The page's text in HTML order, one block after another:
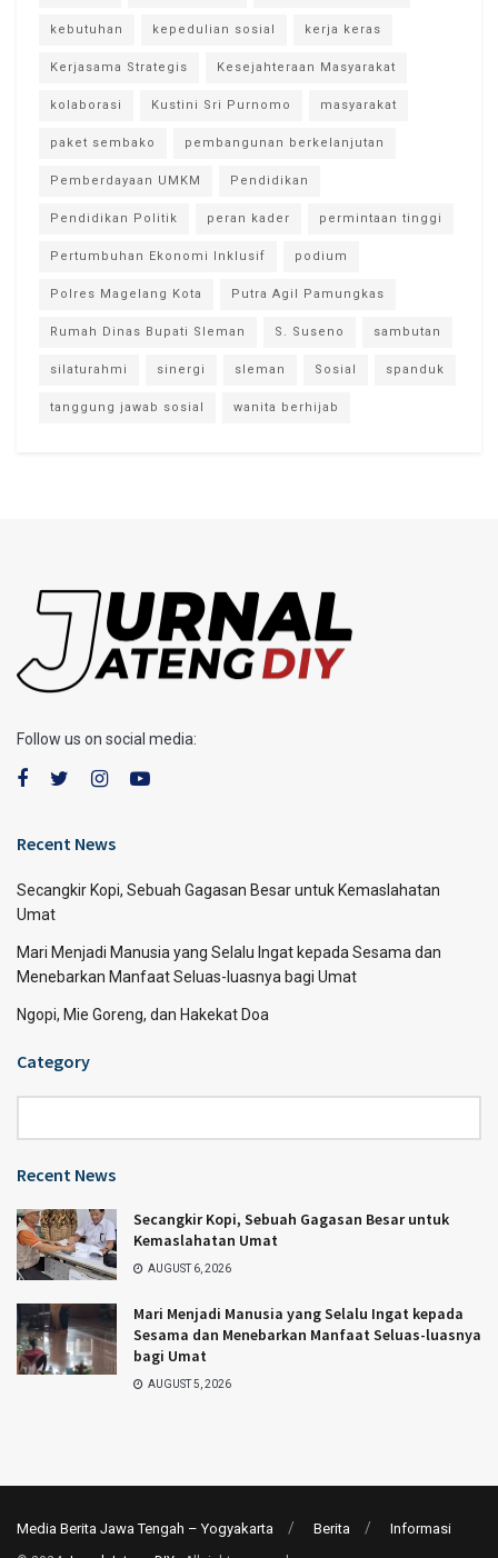
kebutuhan kepedulian sosial kerja keras
Kerjasama Strategis Kesejahteraan Masyarakat
kolaborasi Kustini Sri Purnomo masyarakat
paket sembako pembangunan berkelanjutan
Pemberdayaan UMKM Pendidikan
Pendidikan Politik peran kader permintaan tinggi
Pertumbuhan Ekonomi Inklusif podium
Polres Magelang Kota Putra Agil Pamungkas
Rumah Dinas Bupati Sleman S. Suseno sambutan
silaturahmi sinergi sleman Sosial spanduk
tanggung jawab sosial wanita berhijab
Follow us on social media:
Recent News
Secangkir Kopi, Sebuah Gagasan Besar untuk Kemaslahatan
Umat
Mari Menjadi Manusia yang Selalu Ingat kepada Sesama dan
Menebarkan Manfaat Seluas-luasnya bagi Umat
Ngopi, Mie Goreng, dan Hakekat Doa
Category
Recent News
Secangkir Kopi, Sebuah Gagasan Besar untuk
Kemaslahatan Umat
AUGUST 6, 2026
Mari Menjadi Manusia yang Selalu Ingat kepada
Sesama dan Menebarkan Manfaat Seluas-luasnya
bagi Umat
AUGUST 5, 2026
Media Berita Jawa Tengah – Yogyakarta Berita Informasi